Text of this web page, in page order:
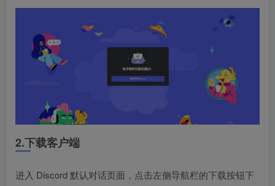
2.下载客户端
进入 Discord 默认对话页面，点击左侧导航栏的下载按钮下